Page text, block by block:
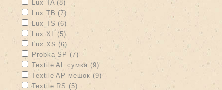
Apply Lux TA filter
Lux TA (8)
Apply Lux TB filter
Lux TB (7) Apply Lux TB filter
Apply Lux TS filter
Lux TS (6)
Apply Lux XL filter
Lux XL (5) Apply Lux XL filter
Apply Lux XS filter
Lux XS (6) Apply Lux XS filter
Apply Probka SP filter
Probka SP (7) Apply Probka SP filter
Apply Textile AL сумка filter
Textile AL сумка (9) Apply Textile AL сумка filter
Apply Textile AP мешок filter
Textile AP мешок (9) Apply Textile AP мешок filter
Apply Textile RS filter
Textile RS (5) Apply Textile RS filter